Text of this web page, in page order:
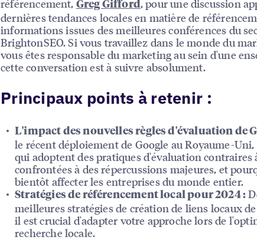
référencement, Greg Gifford, pour une discussion
dernières tendances locales en matière de
informations issues des meilleures conférences du
BrightonSEO. Si vous travaillez dans le monde du
vous êtes responsable du marketing au sein d'une
cette conversation est à suivre absolument.
Principaux points à retenir :
L'impact des nouvelles règles d'évaluation de
le récent déploiement de Google au Royaume-
qui adoptent des pratiques d'évaluation contraires
confrontées à des répercussions majeures, et
bientôt affecter les entreprises du monde entier.
Stratégies de référencement local pour 2024 :
meilleures stratégies de création de liens locaux
il est crucial d'adapter votre approche lors de
recherche locale.